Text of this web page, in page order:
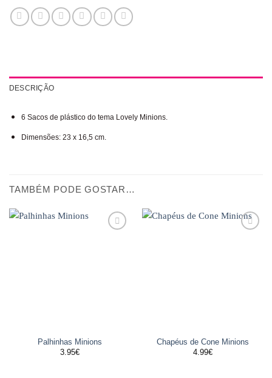
DESCRIÇÃO
6 Sacos de plástico do tema Lovely Minions.
Dimensões: 23 x 16,5 cm.
TAMBÉM PODE GOSTAR…
Palhinhas Minions
3.95€
Chapéus de Cone Minions
4.99€